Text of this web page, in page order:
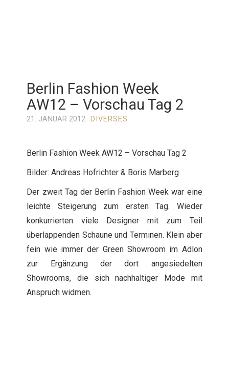
Berlin Fashion Week
AW12 – Vorschau Tag 2
21. JANUAR 2012 DIVERSES
Berlin Fashion Week AW12 – Vorschau Tag 2
Bilder: Andreas Hofrichter & Boris Marberg
Der zweit Tag der Berlin Fashion Week war eine
leichte Steigerung zum ersten Tag. Wieder
konkurrierten viele Designer mit zum Teil
überlappenden Schaune und Terminen. Klein aber
fein wie immer der Green Showroom im Adlon
zur Ergänzung der dort angesiedelten
Showrooms, die sich nachhaltiger Mode mit
Anspruch widmen.